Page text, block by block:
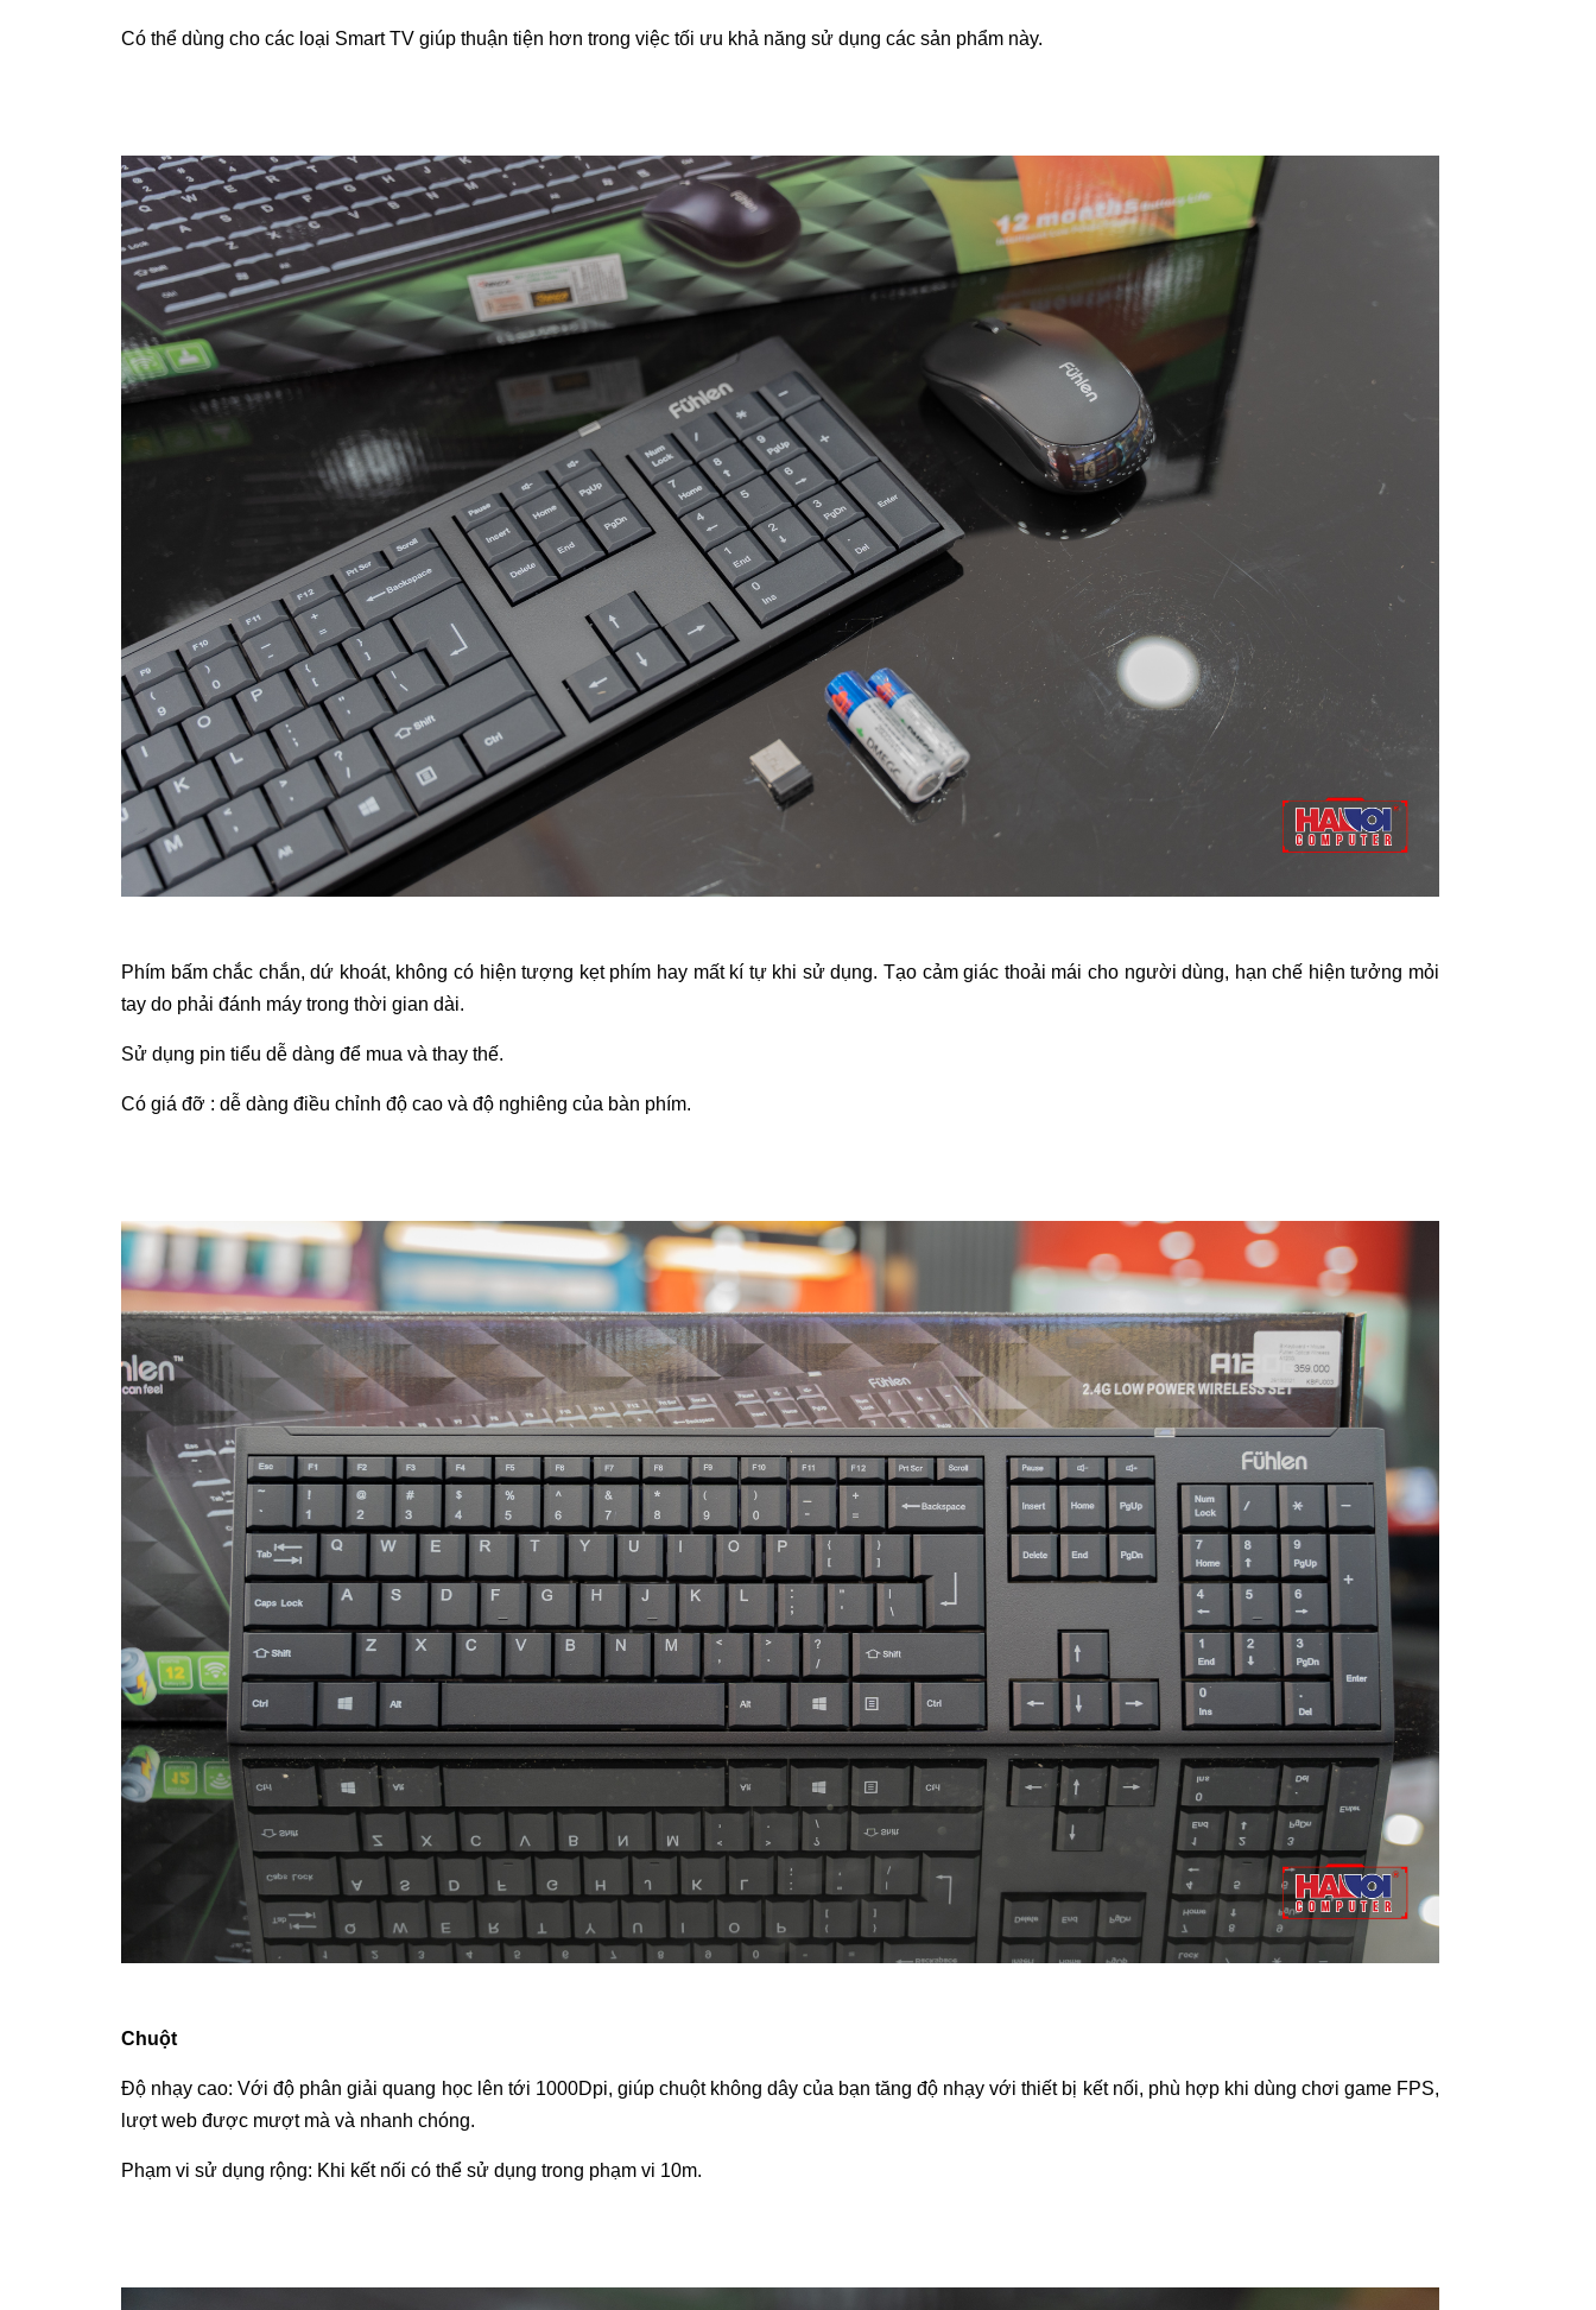
Có thể dùng cho các loại Smart TV giúp thuận tiện hơn trong việc tối ưu khả năng sử dụng các sản phẩm này.
Phím bấm chắc chắn, dứ khoát, không có hiện tượng kẹt phím hay mất kí tự khi sử dụng. Tạo cảm giác thoải mái cho người dùng, hạn chế hiện tưởng mỏi
tay do phải đánh máy trong thời gian dài.
Sử dụng pin tiểu dễ dàng để mua và thay thế.
Có giá đỡ : dễ dàng điều chỉnh độ cao và độ nghiêng của bàn phím.
Chuột
Độ nhạy cao: Với độ phân giải quang học lên tới 1000Dpi, giúp chuột không dây của bạn tăng độ nhạy với thiết bị kết nối, phù hợp khi dùng chơi game FPS,
lượt web được mượt mà và nhanh chóng.
Phạm vi sử dụng rộng: Khi kết nối có thể sử dụng trong phạm vi 10m.